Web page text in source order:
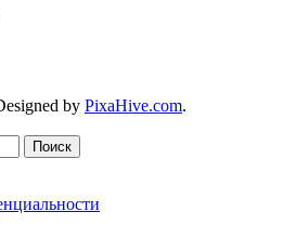
by PixaHive.com.